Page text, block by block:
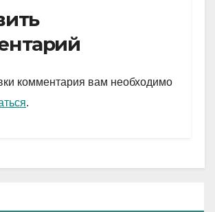
er
s
A
p
и
комментария вам необходимо
.